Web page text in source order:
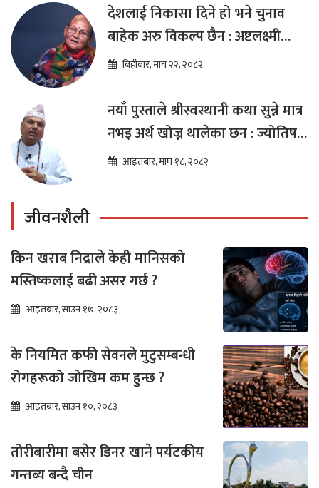
देशलाई निकासा दिने हो भने चुनाव
बाहेक अरु विकल्प छैन : अष्टलक्ष्मी
शाक्यबिहीबार, माघ २२, २०८२
नयाँ पुस्ताले श्रीस्वस्थानी कथा सुन्ने मात्र
नभइ अर्थ खोज्न थालेका छन : ज्योतिष
तारा लोचन न्यौपाने
आइतबार, माघ १८, २०८२
जीवनशैली
किन खराब निद्राले केही मानिसको
मस्तिष्कलाई बढी असर गर्छ ?
आइतबार, साउन १७, २०८३
के नियमित कफी सेवनले मुटुसम्बन्धी
रोगहरूको जोखिम कम हुन्छ ?
आइतबार, साउन १०, २०८३
तोरीबारीमा बसेर डिनर खाने पर्यटकीय
गन्तब्य बन्दै चीन